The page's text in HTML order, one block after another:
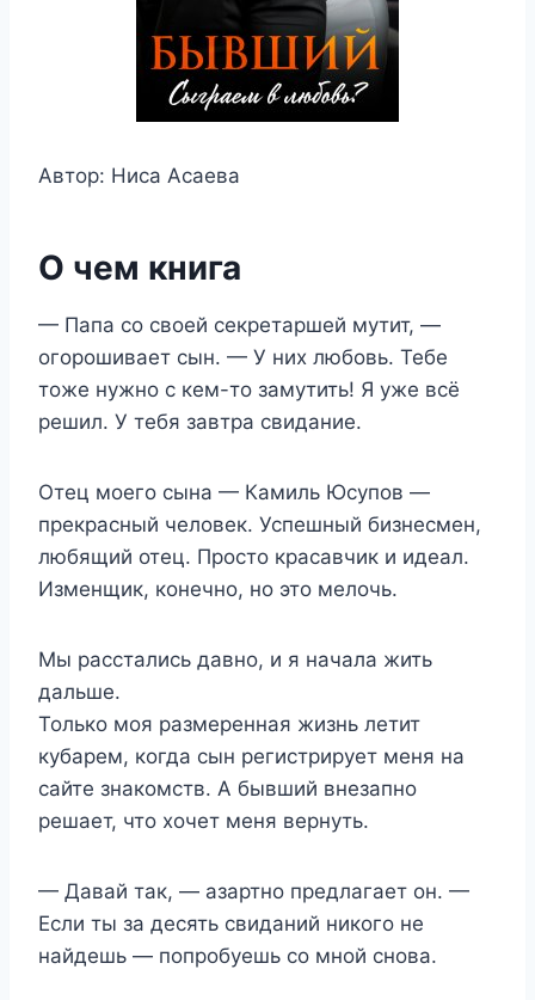
Автор: Ниса Асаева
О чем книга
— Папа со своей секретаршей мутит, —
огорошивает сын. — У них любовь. Тебе
тоже нужно с кем-то замутить! Я уже всё
решил. У тебя завтра свидание.
Отец моего сына — Камиль Юсупов —
прекрасный человек. Успешный бизнесмен,
любящий отец. Просто красавчик и идеал.
Изменщик, конечно, но это мелочь.
Мы расстались давно, и я начала жить
дальше.
Только моя размеренная жизнь летит
кубарем, когда сын регистрирует меня на
сайте знакомств. А бывший внезапно
решает, что хочет меня вернуть.
— Давай так, — азартно предлагает он. —
Если ты за десять свиданий никого не
найдешь — попробуешь со мной снова.